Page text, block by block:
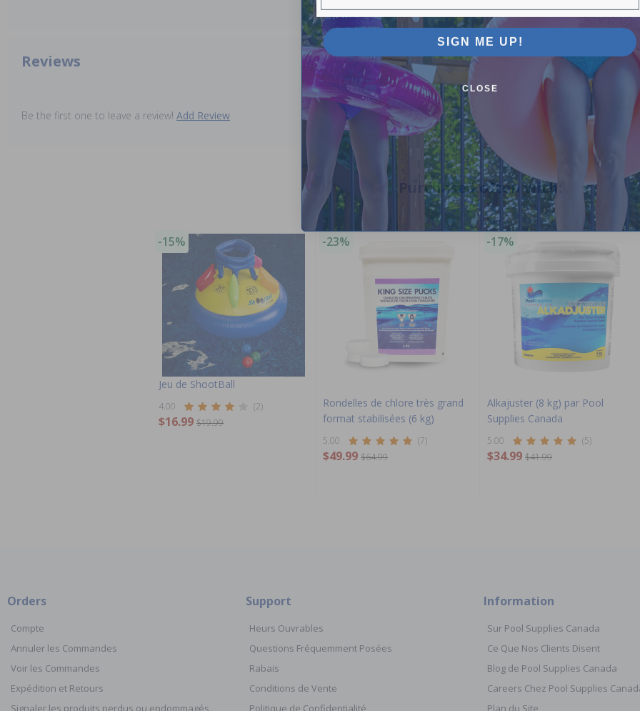
Reviews
Be the first one to leave a review! Add Review
Purchased often with:
-15%
Jeu de ShootBall
4.00 (2)
$16.99 $19.99
-23%
Rondelles de chlore très grand
format stabilisées (6 kg)
5.00 (7)
$49.99 $64.99
-17%
Alkajuster (8 kg) par Pool
Supplies Canada
5.00 (5)
$34.99 $41.99
Orders
Compte
Annuler les Commandes
Voir les Commandes
Expédition et Retours
Signaler les produits perdus ou endommagés
Support
Heurs Ouvrables
Questions Fréquemment Posées
Rabais
Conditions de Vente
Politique de Confidentialité
Information
Sur Pool Supplies Canada
Ce Que Nos Clients Disent
Blog de Pool Supplies Canada
Careers Chez Pool Supplies
Plan du Site
SIGN ME UP!
CLOSE